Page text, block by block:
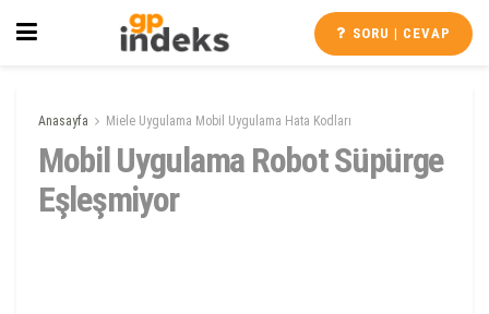
SORU | CEVAP
Anasayfa Miele Uygulama Mobil Uygulama Hata Kodları
Mobil Uygulama Robot Süpürge
Eşleşmiyor